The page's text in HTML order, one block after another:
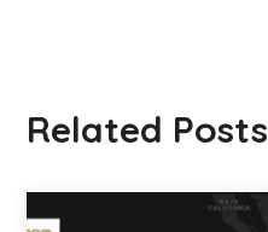
Related Posts